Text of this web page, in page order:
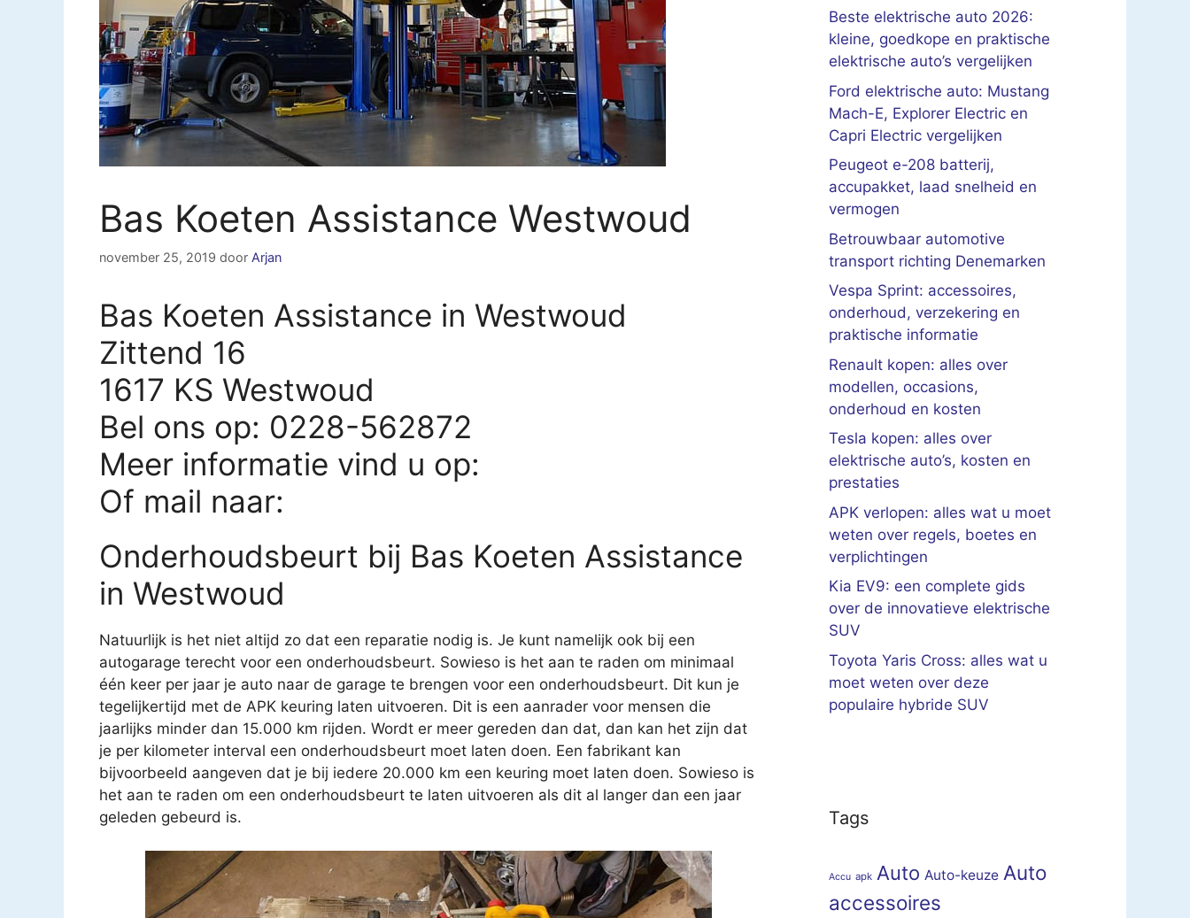
Bas Koeten Assistance Westwoud
november 25, 2019 door Arjan
Bas Koeten Assistance in Westwoud
Zittend 16
1617 KS Westwoud
Bel ons op: 0228-562872
Meer informatie vind u op:
Of mail naar:
Onderhoudsbeurt bij Bas Koeten Assistance
in Westwoud
Natuurlijk is het niet altijd zo dat een reparatie nodig is. Je kunt namelijk ook bij een
autogarage terecht voor een onderhoudsbeurt. Sowieso is het aan te raden om minimaal
één keer per jaar je auto naar de garage te brengen voor een onderhoudsbeurt. Dit kun je
tegelijkertijd met de APK keuring laten uitvoeren. Dit is een aanrader voor mensen die
jaarlijks minder dan 15.000 km rijden. Wordt er meer gereden dan dat, dan kan het zijn dat
je per kilometer interval een onderhoudsbeurt moet laten doen. Een fabrikant kan
bijvoorbeeld aangeven dat je bij iedere 20.000 km een keuring moet laten doen. Sowieso is
het aan te raden om een onderhoudsbeurt te laten uitvoeren als dit al langer dan een jaar
geleden gebeurd is.
Beste elektrische auto 2026:
kleine, goedkope en praktische
elektrische auto’s vergelijken
Ford elektrische auto: Mustang
Mach-E, Explorer Electric en
Capri Electric vergelijken
Peugeot e-208 batterij,
accupakket, laad snelheid en
vermogen
Betrouwbaar automotive
transport richting Denemarken
Vespa Sprint: accessoires,
onderhoud, verzekering en
praktische informatie
Renault kopen: alles over
modellen, occasions,
onderhoud en kosten
Tesla kopen: alles over
elektrische auto’s, kosten en
prestaties
APK verlopen: alles wat u moet
weten over regels, boetes en
verplichtingen
Kia EV9: een complete gids
over de innovatieve elektrische
SUV
Toyota Yaris Cross: alles wat u
moet weten over deze
populaire hybride SUV
Tags
Accu apk Auto Auto-keuze Auto
accessoires